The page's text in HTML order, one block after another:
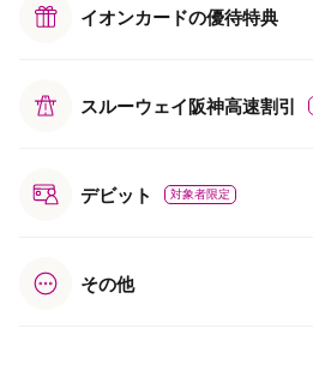
イオンカードの優待特典
スルーウェイ阪神高速割引
デビット 対象者限定
その他